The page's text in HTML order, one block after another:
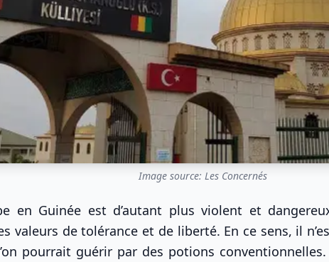
Image source: Les Concernés
en Guinée est d’autant plus violent et
valeurs de tolérance et de liberté. En ce sens, il
pourrait guérir par des potions